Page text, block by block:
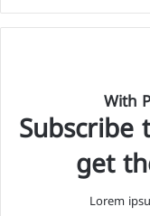
With
get
Lorem